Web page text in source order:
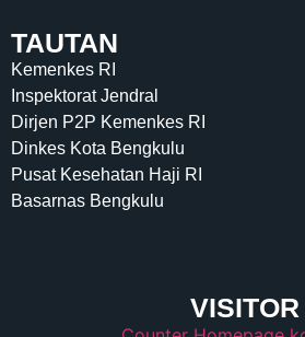
TAUTAN
Kemenkes RI
Inspektorat Jendral
Dirjen P2P Kemenkes RI
Dinkes Kota Bengkulu
Pusat Kesehatan Haji RI
Basarnas Bengkulu
VISITOR